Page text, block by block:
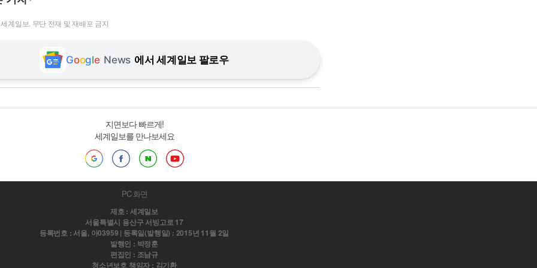
계일보. 무단 전재 및 재배포 금지
Google News 에서 세계일보 팔로우
지면보다 빠르게!
세계일보를 만나보세요
PC 화면
제호 : 세계일보
서울특별시 용산구 서빙고로 17
등록번호 : 서울, 아03959 | 등록일(발행일) : 2015년 11월 2일
발행인 : 박정훈
편집인 : 조남규
청소년보호 책임자 : 김기환